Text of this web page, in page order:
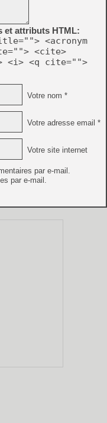
et attributs HTML:
<acronym
<cite>
<i> <q cite="">
Votre nom *
Votre adresse email *
Votre site internet
par e-mail.
par e-mail.